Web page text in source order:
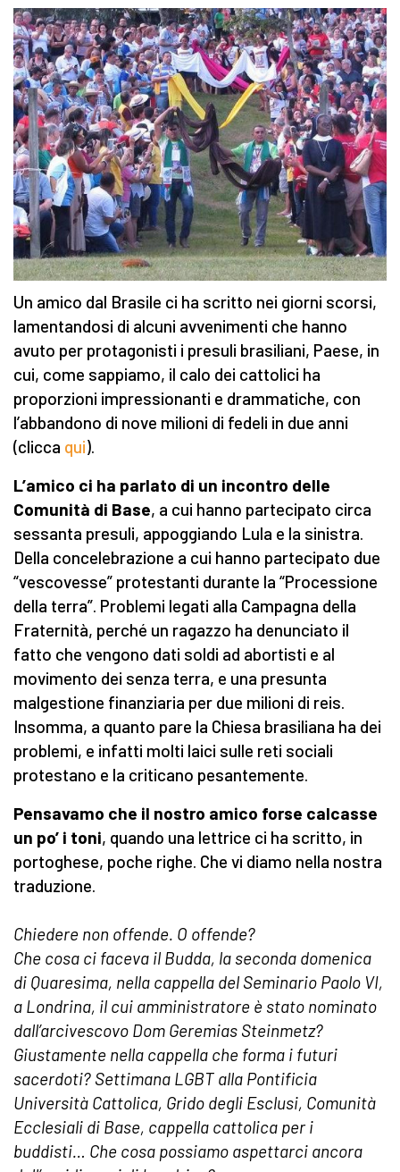
Un amico dal Brasile ci ha scritto nei giorni scorsi,
lamentandosi di alcuni avvenimenti che hanno
avuto per protagonisti i presuli brasiliani, Paese, in
cui, come sappiamo, il calo dei cattolici ha
proporzioni impressionanti e drammatiche, con
l’abbandono di nove milioni di fedeli in due anni
(clicca qui).
L’amico ci ha parlato di un incontro delle
Comunità di Base, a cui hanno partecipato circa
sessanta presuli, appoggiando Lula e la sinistra.
Della concelebrazione a cui hanno partecipato due
“vescovesse” protestanti durante la “Processione
della terra”. Problemi legati alla Campagna della
Fraternità, perché un ragazzo ha denunciato il
fatto che vengono dati soldi ad abortisti e al
movimento dei senza terra, e una presunta
malgestione finanziaria per due milioni di reis.
Insomma, a quanto pare la Chiesa brasiliana ha dei
problemi, e infatti molti laici sulle reti sociali
protestano e la criticano pesantemente.
Pensavamo che il nostro amico forse calcasse
un po’ i toni, quando una lettrice ci ha scritto, in
portoghese, poche righe. Che vi diamo nella nostra
traduzione.
Chiedere non offende. O offende?
Che cosa ci faceva il Budda, la seconda domenica
di Quaresima, nella cappella del Seminario Paolo VI,
a Londrina, il cui amministratore è stato nominato
dall’arcivescovo Dom Geremias Steinmetz?
Giustamente nella cappella che forma i futuri
sacerdoti? Settimana LGBT alla Pontificia
Università Cattolica, Grido degli Esclusi, Comunità
Ecclesiali di Base, cappella cattolica per i
buddisti… Che cosa possiamo aspettarci ancora